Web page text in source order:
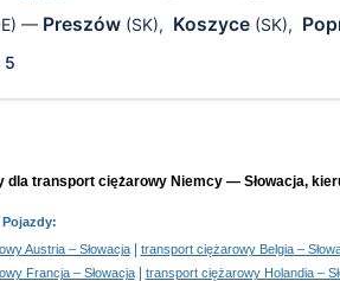
— Preszów (SK), Koszyce (SK),
5
dla transport ciężarowy Niemcy — Słowacja,
Austria – Słowacja|
transport ciężarowy Belgia –
Francja – Słowacja|
transport ciężarowy Holandia –